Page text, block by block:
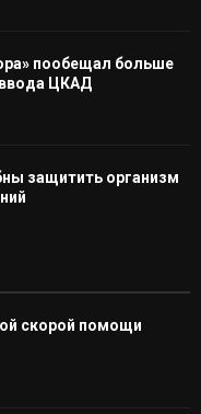
пообещал больше
ввода ЦКАД
защитить организм
скорой помощи